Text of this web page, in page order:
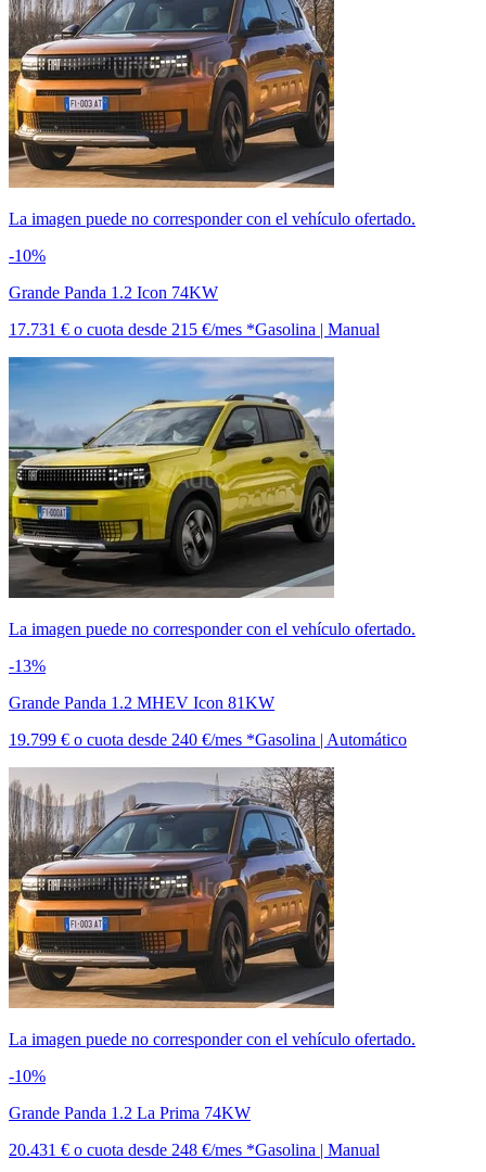
La imagen puede no corresponder con el vehículo ofertado.
-10%
Grande Panda 1.2 Icon 74KW
17.731 € o cuota desde 215 €/mes *Gasolina | Manual
La imagen puede no corresponder con el vehículo ofertado.
-13%
Grande Panda 1.2 MHEV Icon 81KW
19.799 € o cuota desde 240 €/mes *Gasolina | Automático
La imagen puede no corresponder con el vehículo ofertado.
-10%
Grande Panda 1.2 La Prima 74KW
20.431 € o cuota desde 248 €/mes *Gasolina | Manual